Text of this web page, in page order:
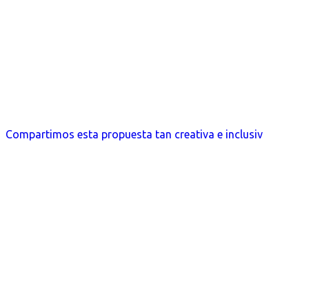
Compartimos esta propuesta tan creativa e inclusiv